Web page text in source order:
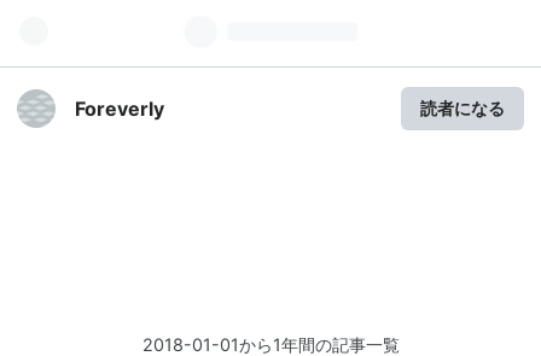
Foreverly 読者になる
2018-01-01から1年間の記事一覧